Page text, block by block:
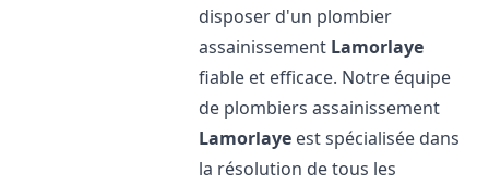
disposer d'un plombier
assainissement Lamorlaye
fiable et efficace. Notre équipe
de plombiers assainissement
Lamorlaye est spécialisée dans
la résolution de tous les